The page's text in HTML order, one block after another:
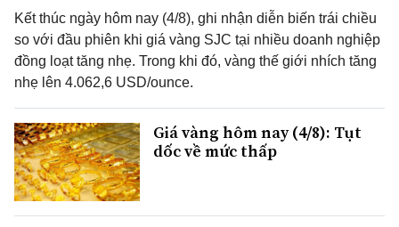
Kết thúc ngày hôm nay (4/8), ghi nhận diễn biến trái chiều
so với đầu phiên khi giá vàng SJC tại nhiều doanh nghiệp
đồng loạt tăng nhẹ. Trong khi đó, vàng thế giới nhích tăng
nhẹ lên 4.062,6 USD/ounce.
Giá vàng hôm nay (4/8): Tụt
dốc về mức thấp